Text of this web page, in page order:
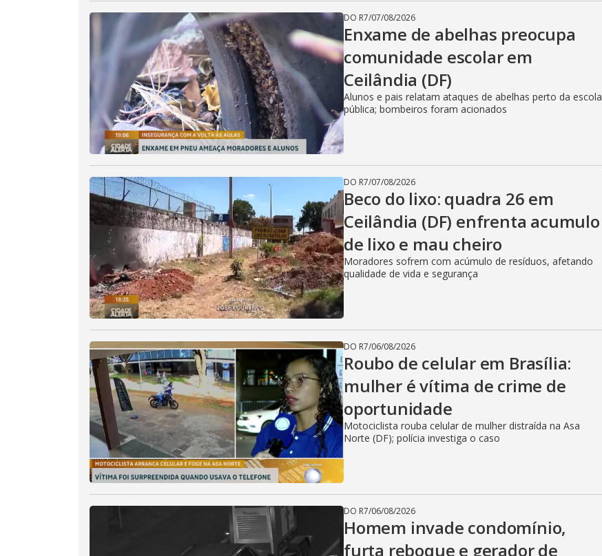
DO R7/07/08/2026
Enxame de abelhas preocupa
comunidade escolar em
Ceilândia (DF)
Alunos e pais relatam ataques de abelhas perto da escola
pública; bombeiros foram acionados
DO R7/07/08/2026
Beco do lixo: quadra 26 em
Ceilândia (DF) enfrenta acumulo
de lixo e mau cheiro
Moradores sofrem com acúmulo de resíduos, afetando
qualidade de vida e segurança
DO R7/06/08/2026
Roubo de celular em Brasília:
mulher é vítima de crime de
oportunidade
Motociclista rouba celular de mulher distraída na Asa
Norte (DF); polícia investiga o caso
DO R7/06/08/2026
Homem invade condomínio,
furta reboque e gerador de